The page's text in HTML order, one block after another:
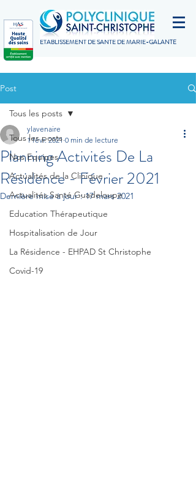
ETABLISSEMENT DE SANTÉ DE MARIE-GALANTE
Post
Tous les posts
Nos Equipes
Actualités de la Clinique
Actualités Santé Guadeloupe
Education Thérapeutique
Hospitalisation de Jour
La Résidence - EHPAD St Christophe
Covid-19
Tous les posts
Planning Activités De La
Résidence - Février 2021
ylavenaire
1 févr. 2021 0 min de lecture
Dernière mise à jour :17 mars 2021